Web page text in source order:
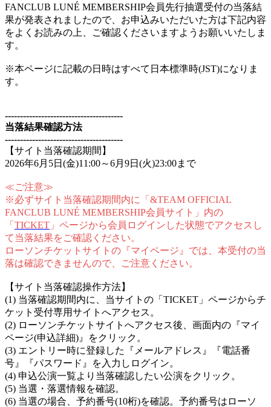
FANCLUB LUNÉ MEMBERSHIP会員先行抽選受付の当落結
果が発表されましたので、お申込みいただいた方は下記内容
をよくお読みの上、ご確認くださいますようお願いいたしま
す。
※本ページに記載の日時はすべて日本標準時(JST)になりま
す。
---------------------------------------
当落結果確認方法
---------------------------------------
【サイト当落確認期間】
2026年6月5日(金)11:00～6月9日(火)23:00まで
≪ご注意≫
※必ずサイト当落確認期間内に「&TEAM OFFICIAL
FANCLUB LUNÉ MEMBERSHIP会員サイト」内の
「 TICKET 」ページから会員ログインした状態でアクセスし
て当落結果をご確認ください。
ローソンチケットサイトの『マイページ』では、本受付の当
落は確認できませんので、ご注意ください。
【サイト当落確認操作方法】
(1) 当落確認期間内に、当サイトの「TICKET」ページからチ
ケット受付専用サイトへアクセス。
(2) ローソンチケットサイトへアクセス後、画面内の『マイ
ページ(申込詳細)』をクリック。
(3) エントリー時に登録した『メールアドレス』『電話番
号』『パスワード』を入力しログイン。
(4) 申込公演一覧より当落確認したい公演をクリック。
(5) 当選・落選情報を確認。
(6) 当選の場合、予約番号(10桁)を確認。予約番号はローソ